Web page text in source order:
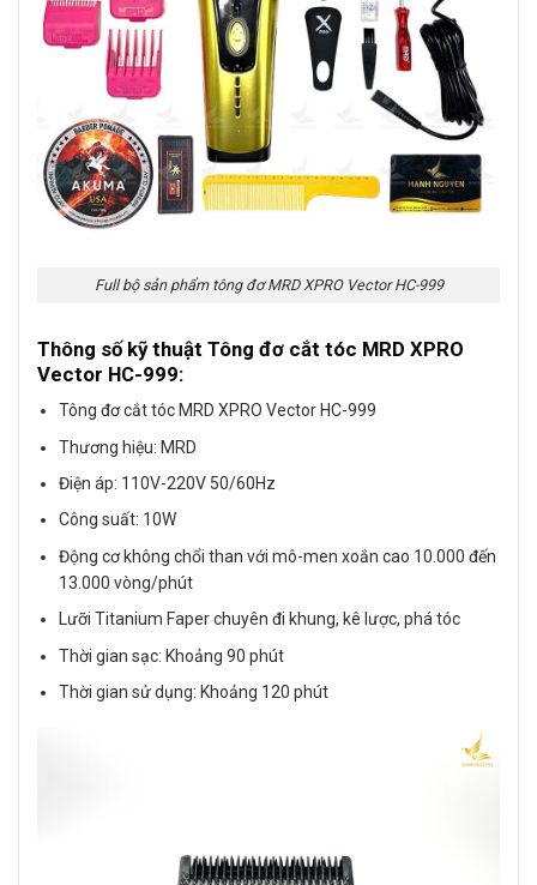
Full bộ sản phẩm tông đơ MRD XPRO Vector HC-999
Thông số kỹ thuật Tông đơ cắt tóc MRD XPRO
Vector HC-999:
Tông đơ cắt tóc MRD XPRO Vector HC-999
Thương hiệu: MRD
Điện áp: 110V-220V 50/60Hz
Công suất: 10W
Động cơ không chổi than với mô-men xoắn cao 10.000 đến
13.000 vòng/phút
Lưỡi Titanium Faper chuyên đi khung, kê lược, phá tóc
Thời gian sạc: Khoảng 90 phút
Thời gian sử dụng: Khoảng 120 phút